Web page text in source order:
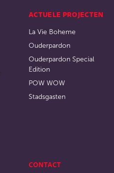
ACTUELE PROJECTEN
La Vie Boheme
Ouderpardon
Ouderpardon Special
Edition
POW WOW
Stadsgasten
CONTACT